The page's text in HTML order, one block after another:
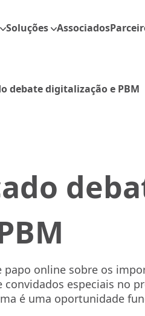
Soluções Associados
debate digitalização e PBM
papo online sobre os
especiais no
é uma oportunidade